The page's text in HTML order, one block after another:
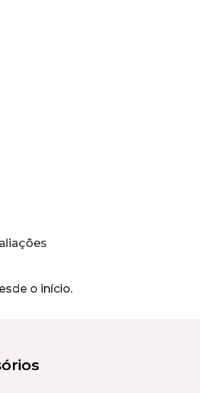
o início.